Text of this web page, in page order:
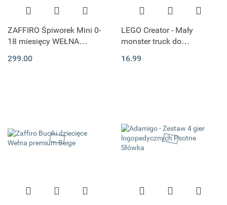
ZAFFIRO Śpiworek Mini 0-
18 miesięcy WEŁNA
299.00
LEGO Creator - Mały
monster truck do
16.99